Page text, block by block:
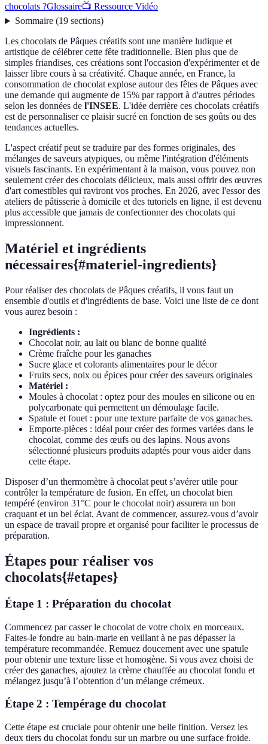
chocolats ?Glossaire📺 Ressource Vidéo
Sommaire(19 sections)
Les chocolats de Pâques créatifs sont une manière ludique et
artistique de célébrer cette fête traditionnelle. Bien plus que de
simples friandises, ces créations sont l'occasion d'expérimenter et de
laisser libre cours à sa créativité. Chaque année, en France, la
consommation de chocolat explose autour des fêtes de Pâques avec
une demande qui augmente de 15% par rapport à d'autres périodes
selon les données de l'INSEE. L'idée derrière ces chocolats créatifs
est de personnaliser ce plaisir sucré en fonction de ses goûts ou des
tendances actuelles.
L'aspect créatif peut se traduire par des formes originales, des
mélanges de saveurs atypiques, ou même l'intégration d'éléments
visuels fascinants. En expérimentant à la maison, vous pouvez non
seulement créer des chocolats délicieux, mais aussi offrir des œuvres
d'art comestibles qui raviront vos proches. En 2026, avec l'essor des
ateliers de pâtisserie à domicile et des tutoriels en ligne, il est devenu
plus accessible que jamais de confectionner des chocolats qui
impressionnent.
Matériel et ingrédients
nécessaires{#materiel-ingredients}
Pour réaliser des chocolats de Pâques créatifs, il vous faut un
ensemble d'outils et d'ingrédients de base. Voici une liste de ce dont
vous aurez besoin :
Ingrédients :
Chocolat noir, au lait ou blanc de bonne qualité
Crème fraîche pour les ganaches
Sucre glace et colorants alimentaires pour le décor
Fruits secs, noix ou épices pour créer des saveurs originales
Matériel :
Moules à chocolat : optez pour des moules en silicone ou en
polycarbonate qui permettent un démoulage facile.
Spatule et fouet : pour une texture parfaite de vos ganaches.
Emporte-pièces : idéal pour créer des formes variées dans le
chocolat, comme des œufs ou des lapins. Nous avons
sélectionné plusieurs produits adaptés pour vous aider dans
cette étape.
Disposer d’un thermomètre à chocolat peut s’avérer utile pour
contrôler la température de fusion. En effet, un chocolat bien
tempéré (environ 31°C pour le chocolat noir) assurera un bon
craquant et un bel éclat. Avant de commencer, assurez-vous d’avoir
un espace de travail propre et organisé pour faciliter le processus de
préparation.
Étapes pour réaliser vos
chocolats{#etapes}
Étape 1 : Préparation du chocolat
Commencez par casser le chocolat de votre choix en morceaux.
Faites-le fondre au bain-marie en veillant à ne pas dépasser la
température recommandée. Remuez doucement avec une spatule
pour obtenir une texture lisse et homogène. Si vous avez choisi de
créer des ganaches, ajoutez la crème chauffée au chocolat fondu et
mélangez jusqu’à l’obtention d’un mélange crémeux.
Étape 2 : Tempérage du chocolat
Cette étape est cruciale pour obtenir une belle finition. Versez les
deux tiers du chocolat fondu sur un marbre ou une surface froide.